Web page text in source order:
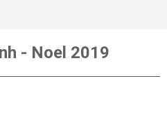
- Noel 2019